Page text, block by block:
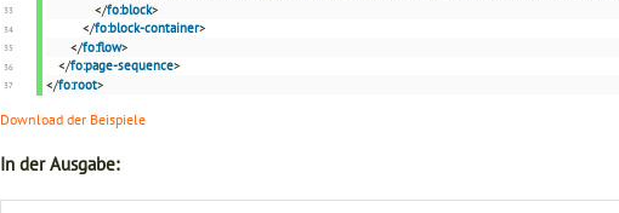
</fo:block>
</fo:block-container>
</fo:flow>
</fo:page-sequence>
</fo:root>
Download der Beispiele
In der Ausgabe: